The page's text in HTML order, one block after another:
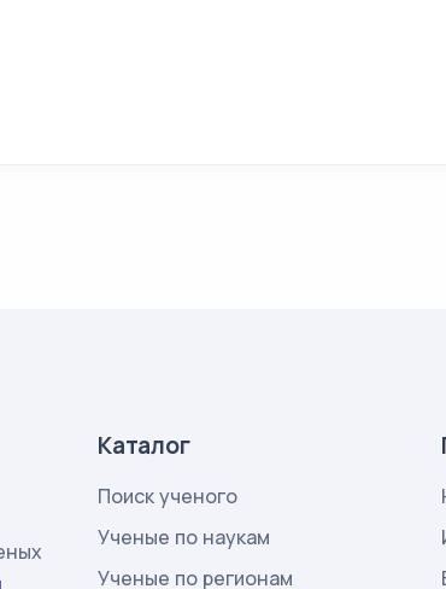
Каталог
Поиск ученого
Ученые по наукам
Ученые по регионам